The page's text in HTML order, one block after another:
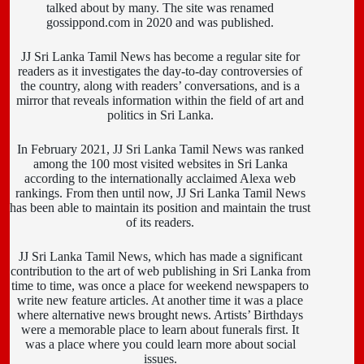
talked about by many. The site was renamed
gossippond.com in 2020 and was published.
JJ Sri Lanka Tamil News has become a regular site for
readers as it investigates the day-to-day controversies of
the country, along with readers’ conversations, and is a
mirror that reveals information within the field of art and
politics in Sri Lanka.
In February 2021, JJ Sri Lanka Tamil News was ranked
among the 100 most visited websites in Sri Lanka
according to the internationally acclaimed Alexa web
rankings. From then until now, JJ Sri Lanka Tamil News
has been able to maintain its position and maintain the trust
of its readers.
JJ Sri Lanka Tamil News, which has made a significant
contribution to the art of web publishing in Sri Lanka from
time to time, was once a place for weekend newspapers to
write new feature articles. At another time it was a place
where alternative news brought news. Artists’ Birthdays
were a memorable place to learn about funerals first. It
was a place where you could learn more about social
issues.